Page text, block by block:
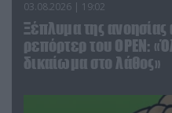
03.08.2026 | 19:02
Ξέπλυμα της ανοησίας
ρεπόρτερ του ΟΡΕΝ:
δικαίωμα στο λάθος»